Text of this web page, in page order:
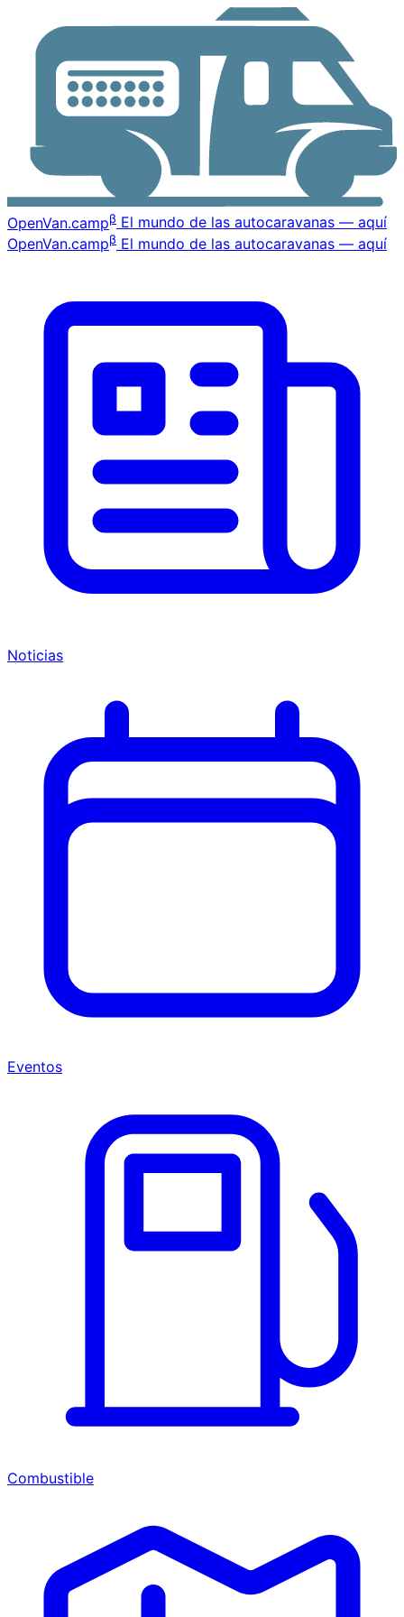
OpenVan.campβ El mundo de las autocaravanas — aquí
OpenVan.campβ El mundo de las autocaravanas — aquí
Noticias
Eventos
Combustible